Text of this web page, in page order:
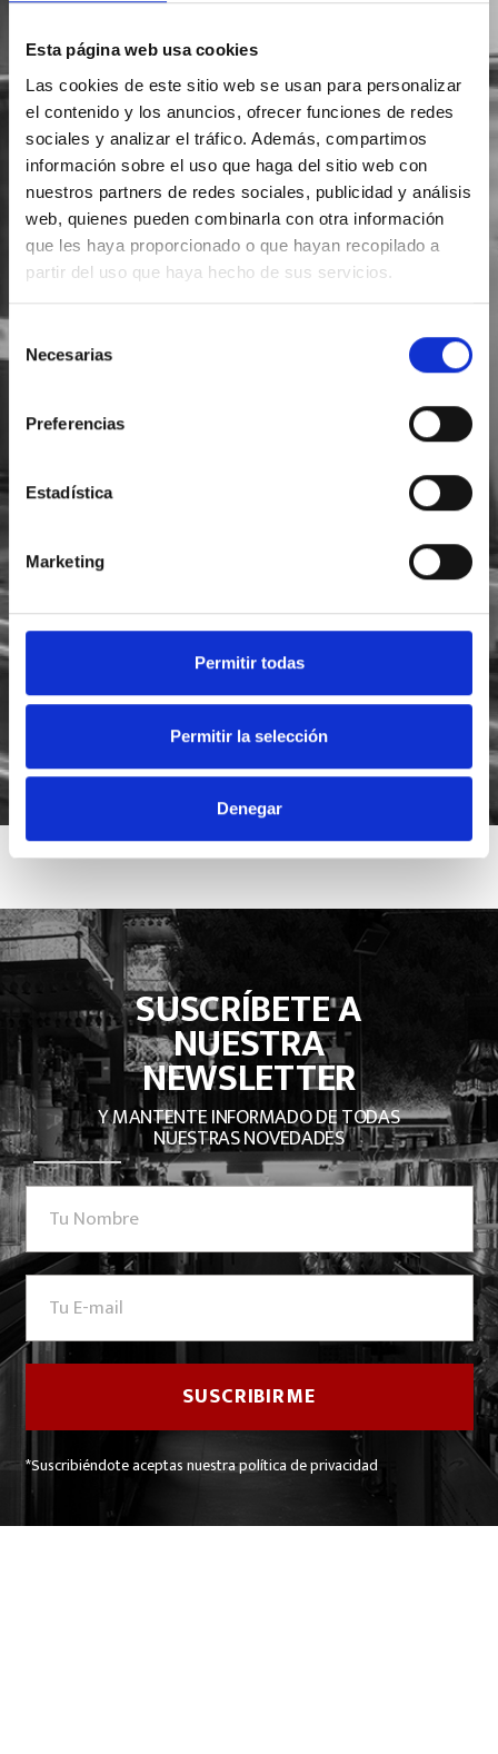
Esta página web usa cookies
Las cookies de este sitio web se usan para personalizar
el contenido y los anuncios, ofrecer funciones de redes
sociales y analizar el tráfico. Además, compartimos
información sobre el uso que haga del sitio web con
nuestros partners de redes sociales, publicidad y análisis
web, quienes pueden combinarla con otra información
que les haya proporcionado o que hayan recopilado a
partir del uso que haya hecho de sus servicios.
de Necesarias
Preferencias
Estadística
Marketing
Permitir todas
Permitir la selección
Denegar
He leído y acepto la
Acepto recibir novedades deFoodsat
SUSCRÍBETE A
NUESTRA
NEWSLETTER
Y MANTENTE INFORMADO DE TODAS
NUESTRAS NOVEDADES
*Suscribiéndote aceptas nuestra política de privacidad